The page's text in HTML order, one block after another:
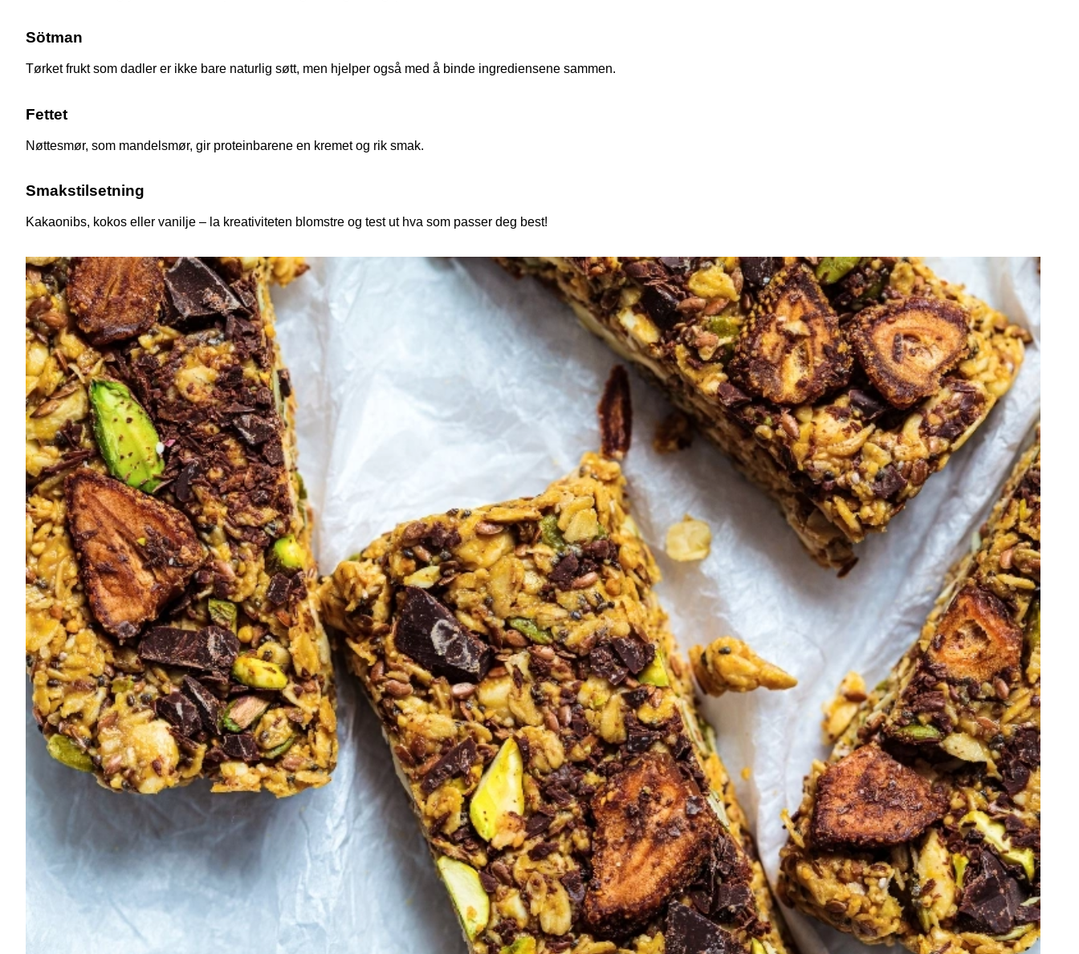
Sötman
Tørket frukt som dadler er ikke bare naturlig søtt, men hjelper også med å binde ingrediensene sammen.
Fettet
Nøttesmør, som mandelsmør, gir proteinbarene en kremet og rik smak.
Smakstilsetning
Kakaonibs, kokos eller vanilje – la kreativiteten blomstre og test ut hva som passer deg best!